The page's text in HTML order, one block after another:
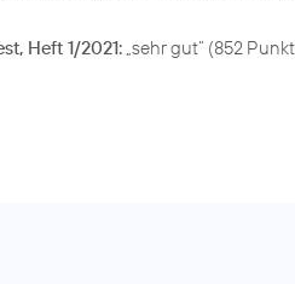
Heft 1/2021: „sehr gut“ (852